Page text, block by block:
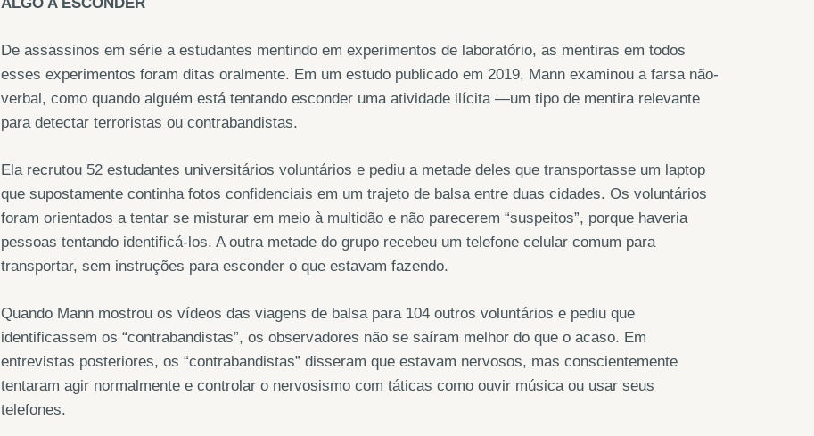
De assassinos em série a estudantes mentindo em experimentos de laboratório, as mentiras em todos
esses experimentos foram ditas oralmente. Em um estudo publicado em 2019, Mann examinou a farsa não-
verbal, como quando alguém está tentando esconder uma atividade ilícita —um tipo de mentira relevante
para detectar terroristas ou contrabandistas.
Ela recrutou 52 estudantes universitários voluntários e pediu a metade deles que transportasse um laptop
que supostamente continha fotos confidenciais em um trajeto de balsa entre duas cidades. Os voluntários
foram orientados a tentar se misturar em meio à multidão e não parecerem “suspeitos”, porque haveria
pessoas tentando identificá-los. A outra metade do grupo recebeu um telefone celular comum para
transportar, sem instruções para esconder o que estavam fazendo.
Quando Mann mostrou os vídeos das viagens de balsa para 104 outros voluntários e pediu que
identificassem os “contrabandistas”, os observadores não se saíram melhor do que o acaso. Em
entrevistas posteriores, os “contrabandistas” disseram que estavam nervosos, mas conscientemente
tentaram agir normalmente e controlar o nervosismo com táticas como ouvir música ou usar seus
telefones.